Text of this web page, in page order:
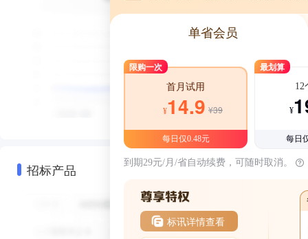
招标产品
单省会员
限购一次
首月试用
¥14.9 ¥39
每日仅0.48元
最划算
12
¥
每日
到期29元/月/省自动续费，可随时取消。
标讯详情查看